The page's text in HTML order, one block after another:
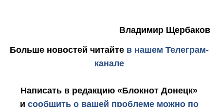
Владимир Щербаков
Больше новостей читайте в нашем Телеграм-
канале
Написать в редакцию «Блокнот Донецк»
и сообщить о вашей проблеме можно по